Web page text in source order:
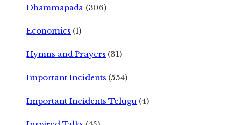
Dhammapada (306)
Economics (1)
Hymns and Prayers (31)
Important Incidents (554)
Important Incidents Telugu (4)